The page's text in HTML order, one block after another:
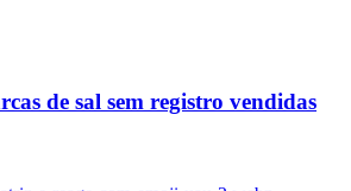
de sal sem registro vendidas